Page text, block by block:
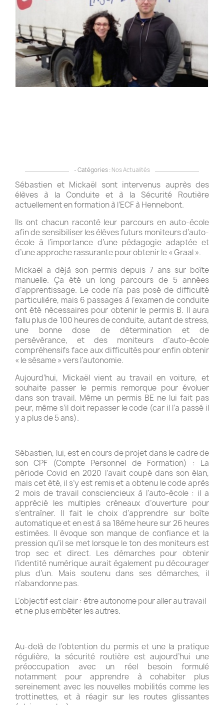
- Catégories : Nos Actualités
Sébastien et Mickaël sont intervenus auprès des
élèves à la Conduite et à la Sécurité Routière
actuellement en formation à l’ECF à Hennebont.
Ils ont chacun raconté leur parcours en auto-école
afin de sensibiliser les élèves futurs moniteurs d’auto-
école à l’importance d’une pédagogie adaptée et
d’une approche rassurante pour obtenir le « Graal ».
Mickaël a déjà son permis depuis 7 ans sur boîte
manuelle. Ça été un long parcours de 5 années
d’apprentissage. Le code n’a pas posé de difficulté
particulière, mais 6 passages à l’examen de conduite
ont été nécessaires pour obtenir le permis B. Il aura
fallu plus de 100 heures de conduite, autant de stress,
une bonne dose de détermination et de
persévérance, et des moniteurs d’auto-école
compréhensifs face aux difficultés pour enfin obtenir
« le sésame » vers l’autonomie.
Aujourd’hui, Mickaël vient au travail en voiture, et
souhaite passer le permis remorque pour évoluer
dans son travail. Même un permis BE ne lui fait pas
peur, même s’il doit repasser le code (car il l’a passé il
y a plus de 5 ans).
Sébastien, lui, est en cours de projet dans le cadre de
son CPF (Compte Personnel de Formation) : La
période Covid en 2020 l’avait coupé dans son élan,
mais cet été, il s’y est remis et a obtenu le code après
2 mois de travail consciencieux à l’auto-école : il a
apprécié les multiples créneaux d’ouverture pour
s’entraîner. Il fait le choix d’apprendre sur boîte
automatique et en est à sa 18ème heure sur 26 heures
estimées. Il évoque son manque de confiance et la
pression qu’il se met lorsque le ton des moniteurs est
trop sec et direct. Les démarches pour obtenir
l’identité numérique aurait également pu décourager
plus d’un. Mais soutenu dans ses démarches, il
n’abandonne pas.
L’objectif est clair : être autonome pour aller au travail
et ne plus embêter les autres.
Au-delà de l’obtention du permis et une la pratique
régulière, la sécurité routière est aujourd’hui une
préoccupation avec un réel besoin formulé
notamment pour apprendre à cohabiter plus
sereinement avec les nouvelles mobilités comme les
trottinettes, et à réagir sur les routes glissantes